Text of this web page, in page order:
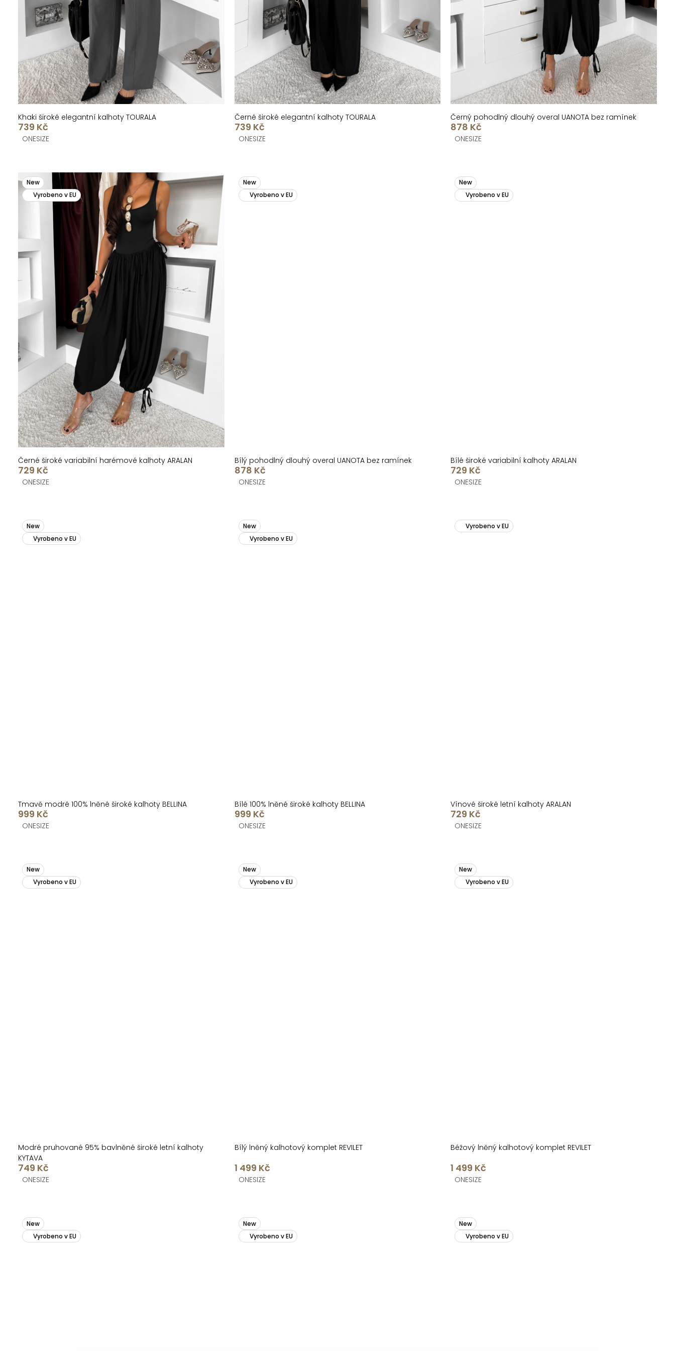
k
ů
u
t
ů
Khaki široké elegantní kalhoty TOURALA
739 Kč
ONESIZE
Černé široké elegantní kalhoty TOURALA
739 Kč
ONESIZE
Černý pohodlný dlouhý overal UANOTA bez ramínek
878 Kč
ONESIZE
New
Vyrobeno v EU
Černé široké variabilní harémové kalhoty ARALAN
729 Kč
ONESIZE
New
Vyrobeno v EU
Bílý pohodlný dlouhý overal UANOTA bez ramínek
878 Kč
ONESIZE
New
Vyrobeno v EU
Bílé široké variabilní kalhoty ARALAN
729 Kč
ONESIZE
New
Vyrobeno v EU
Tmavě modré 100% lněné široké kalhoty BELLINA
999 Kč
ONESIZE
New
Vyrobeno v EU
Bílé 100% lněné široké kalhoty BELLINA
999 Kč
ONESIZE
Vyrobeno v EU
Vínové široké letní kalhoty ARALAN
729 Kč
ONESIZE
New
Vyrobeno v EU
Modré pruhované 95% bavlněné široké letní kalhoty
KYTAVA
749 Kč
ONESIZE
New
Vyrobeno v EU
Bílý lněný kalhotový komplet REVILET
1 499 Kč
ONESIZE
New
Vyrobeno v EU
Béžový lněný kalhotový komplet REVILET
1 499 Kč
ONESIZE
New
Vyrobeno v EU
New
Vyrobeno v EU
New
Vyrobeno v EU